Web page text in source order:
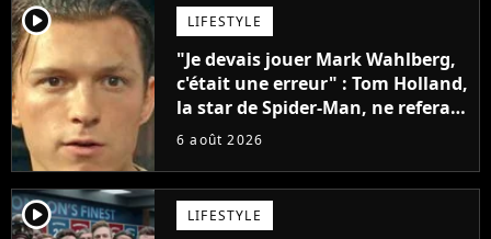
player2 LIFESTYLE
"Je devais jouer Mark Wahlberg,
c'était une erreur" : Tom Holland,
la star de Spider-Man, ne referait
pas ce blockbuster
6 août 2026
player2 LIFESTYLE